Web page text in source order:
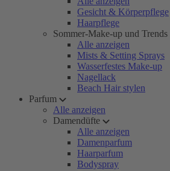
Gesicht & Körperpflege
Haarpflege
Sommer-Make-up und Trends
Alle anzeigen
Mists & Setting Sprays
Wasserfestes Make-up
Nagellack
Beach Hair stylen
Parfum
Alle anzeigen
Damendüfte
Alle anzeigen
Damenparfum
Haarparfum
Bodyspray